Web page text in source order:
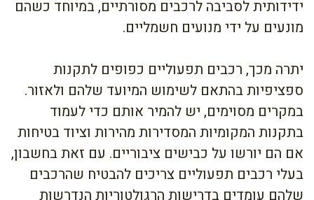
ידידותית לסביבה לרכבים מסורתיים, במיוחד כשהם
מונעים על ידי מנועים חשמליים.
יתרה מכך, רכבים תפעוליים כפופים לתקנות
ספציפיות בהתאם לשימוש המיועד שלהם ולאזור.
במקרים מסוימים, יש להמיר אותם כדי לעמוד
בתקנות המקומיות המסדירות מהירות וציוד בטיחות
אם הם יורשו על כבישים ציבוריים. עם זאת בחשבון,
בעלי רכבים תפעוליים צריכים להבטיח שהרכבים
שלהם עומדים בדרישות הרגולטוריות הנדרשות